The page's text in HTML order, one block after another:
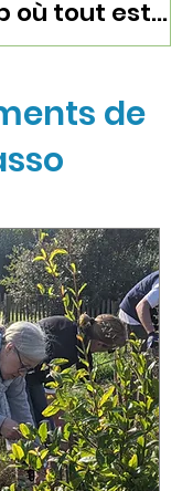
où tout est
de